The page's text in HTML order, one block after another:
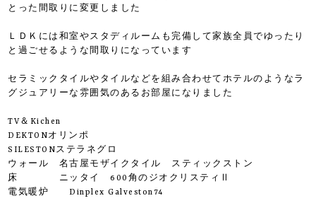
とった間取りに変更しました
ＬＤＫには和室やスタディルームも完備して家族全員でゆったり
と過ごせるような間取りになっています
セラミックタイルやタイルなどを組み合わせてホテルのようなラ
グジュアリーな雰囲気のあるお部屋になりました
TV＆Kichen
DEKTONオリンポ
SILESTONステラネグロ
ウォール 名古屋モザイクタイル スティックストン
床 ニッタイ 600角のジオクリスティⅡ
電気暖炉 Dinplex Galveston74